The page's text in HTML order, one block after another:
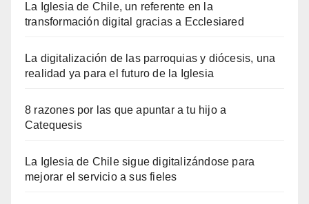
La Iglesia de Chile, un referente en la
transformación digital gracias a Ecclesiared
La digitalización de las parroquias y diócesis, una
realidad ya para el futuro de la Iglesia
8 razones por las que apuntar a tu hijo a
Catequesis
La Iglesia de Chile sigue digitalizándose para
mejorar el servicio a sus fieles